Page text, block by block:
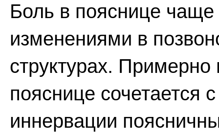
Боль в пояснице
изменениями в
структурах.
пояснице сочетается
иннервации